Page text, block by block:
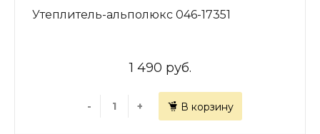
Утеплитель-альполюкс 046-17351
1 490 руб.
- + В корзину